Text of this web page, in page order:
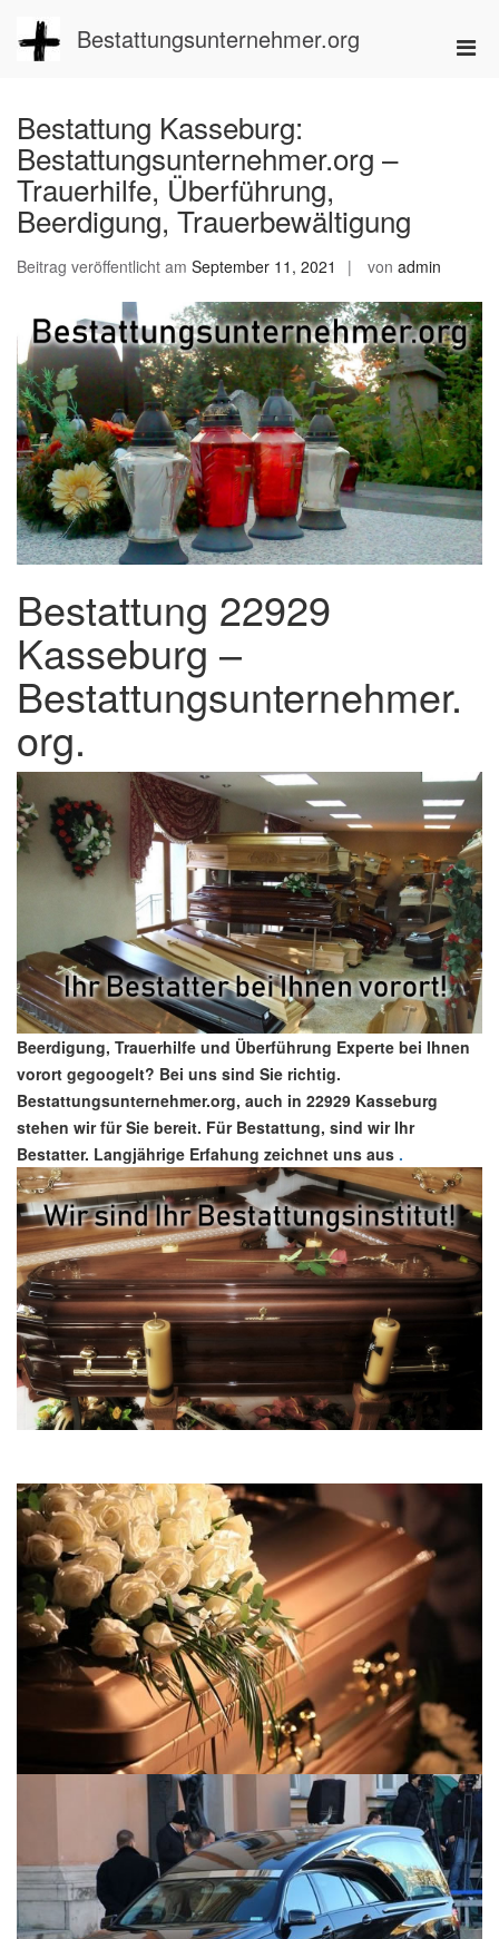
Inhalt
springen
Bestattungsunternehmer.org
Bestattung Kasseburg:
Bestattungsunternehmer.org –
Trauerhilfe, Überführung,
Beerdigung, Trauerbewältigung
Beitrag veröffentlicht am September 11, 2021 von admin
Bestattung 22929
Kasseburg –
Bestattungsunternehmer.
org.
Beerdigung, Trauerhilfe und Überführung Experte bei Ihnen
vorort gegoogelt? Bei uns sind Sie richtig.
Bestattungsunternehmer.org, auch in 22929 Kasseburg
stehen wir für Sie bereit. Für Bestattung, sind wir Ihr
Bestatter. Langjährige Erfahung zeichnet uns aus .